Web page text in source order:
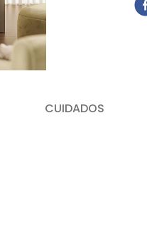
CUIDADOS